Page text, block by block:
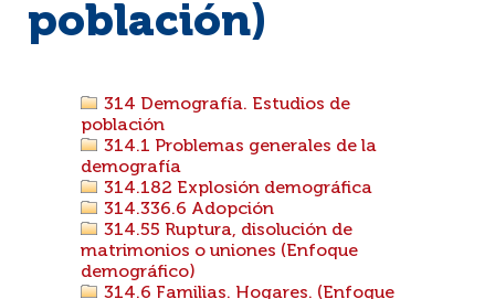
población)
314 Demografía. Estudios de
población
314.1 Problemas generales de la
demografía
314.182 Explosión demográfica
314.336.6 Adopción
314.55 Ruptura, disolución de
matrimonios o uniones (Enfoque
demográfico)
314.6 Familias. Hogares. (Enfoque